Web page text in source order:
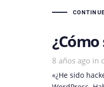
8 años ago in
Tags
«¿He sido